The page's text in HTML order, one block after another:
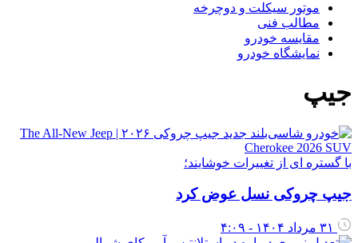
موتور سیکلت و دوچرخه
مطالب فنی
مقایسه خودرو
نمایشگاه خودرو
گستره ای از تغییرات خوشایند؛
چروکی نسل عوض کرد
۳۱ مرداد ۱۴۰۴ - ۴:۰۹